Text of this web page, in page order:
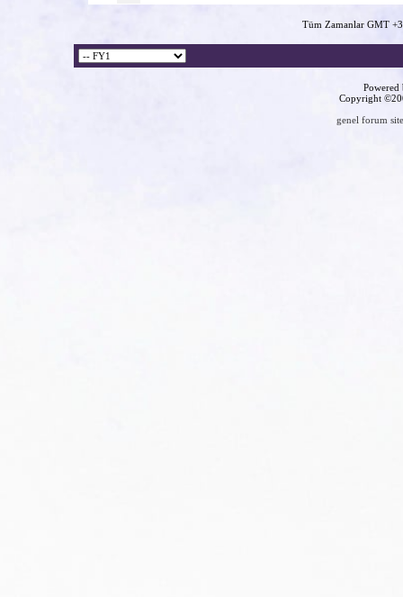
Tüm Zamanlar GMT
Copyright
genel forum